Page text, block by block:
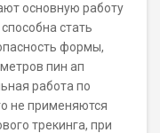
основную работу
стать
формы,
пин ап
работа по
не применяются
трекинга, при